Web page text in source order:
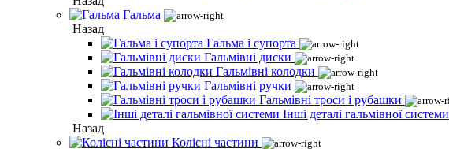
Гальма
Назад
Гальма і супорта
Гальмівні диски
Гальмівні колодки
Гальмівні ручки
Гальмівні троси і рубашки
Інші деталі гальмівної системи
Назад
Колісні частини